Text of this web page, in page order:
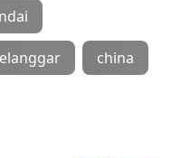
china